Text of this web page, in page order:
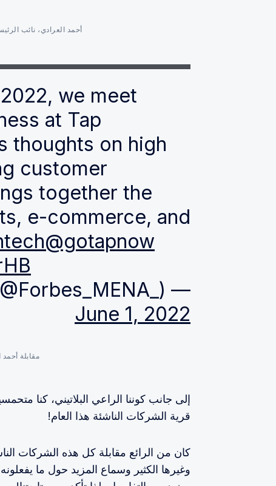
أحمد العرادي، نائب
we meet
at Tap
thoughts on high
customer
together the
e-commerce, and
@gotapnow
— Forbes Middle East (@Forbes_MENA_)
June 1, 2022
مقابلة
قرية الشركات الناشئة هذا العام!
كان من الرائع مقابلة كل هذه الشركات
وغيرها الكثير وسماع المزيد حول ما